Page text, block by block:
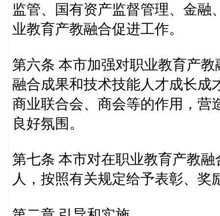
监管、国有资产监督管理、金融
业教育产教融合促进工作。
第六条 本市加强对职业教育产
融合成果和技术技能人才成长成
商业联合会、商会等的作用，营
良好氛围。
第七条 本市对在职业教育产教
人，按照有关规定给予表彰、奖